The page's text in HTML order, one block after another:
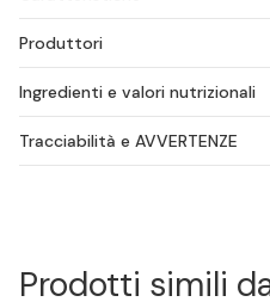
Produttori
Ingredienti e valori nutrizionali
Tracciabilità e AVVERTENZE
Prodotti simili